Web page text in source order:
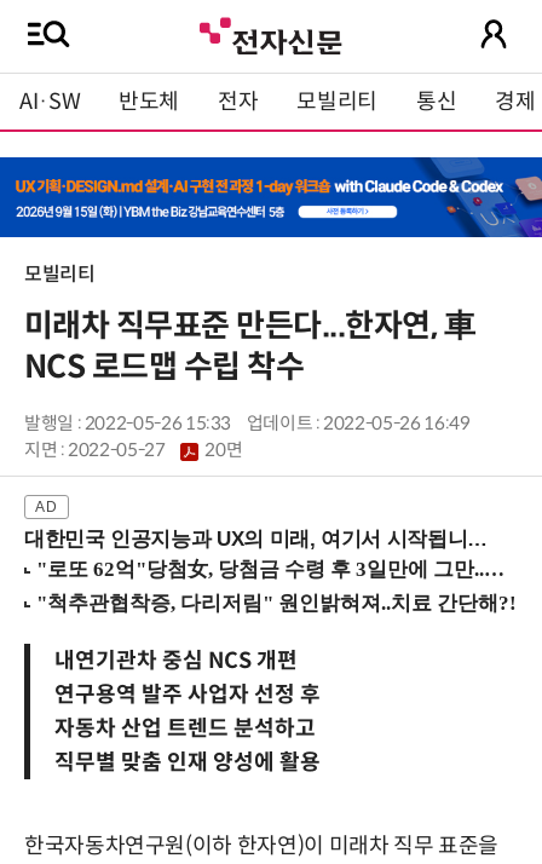
AI·SW 반도체 전자 모빌리티 통신 경제
모빌리티
미래차 직무표준 만든다...한자연, 車
NCS 로드맵 수립 착수
발행일 : 2022-05-26 15:33
업데이트 : 2022-05-26 16:49
지면 :2022-05-27 20면
대한민국 인공지능과 UX의 미래, 여기서 시작됩니다! (9/2 강남역)
내연기관차 중심 NCS 개편
연구용역 발주 사업자 선정 후
자동차 산업 트렌드 분석하고
직무별 맞춤 인재 양성에 활용
한국자동차연구원(이하 한자연)이 미래차 직무 표준을